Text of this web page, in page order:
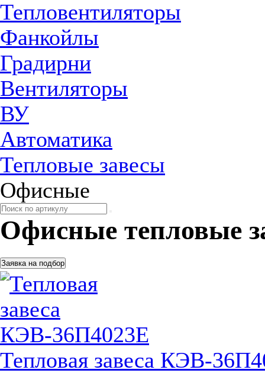
Тепловентиляторы
Фанкойлы
Градирни
Вентиляторы
ВУ
Автоматика
Тепловые завесы
Офисные
Офисные тепловые
Заявка на подбор
Тепловая завеса КЭВ-